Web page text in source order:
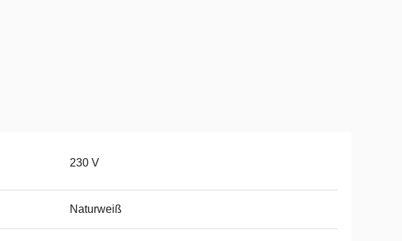
230 V
Naturweiß